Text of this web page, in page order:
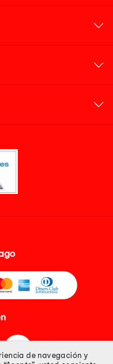
de navegación y